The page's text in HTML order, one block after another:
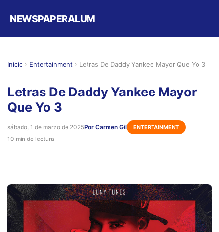
NEWSPAPERALUM
Inicio › Entertainment › Letras De Daddy Yankee Mayor Que Yo 3
Letras De Daddy Yankee Mayor
Que Yo 3
sábado, 1 de marzo de 2025Por Carmen Gil ENTERTAINMENT
10 min de lectura